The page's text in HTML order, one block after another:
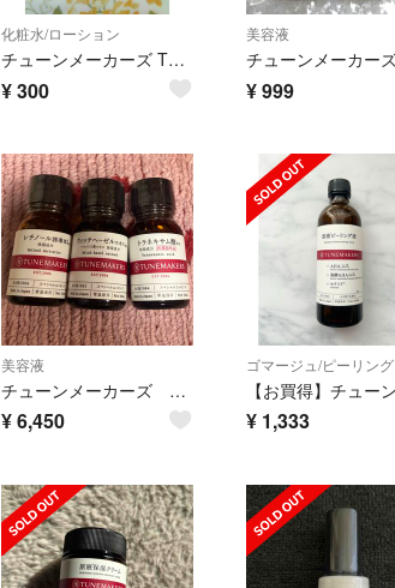
化粧水/ローション
チューンメーカーズ TUNEMAKERS 原液角層ケア化粧水 サンプル[8/8]
¥300
美容液
¥999
美容液
チューンメーカーズ トラネキサム酸 レチノール ウィッチヘーゼル 新品 3本
¥6,450
ゴマージュ/ピーリング
¥ 1,333